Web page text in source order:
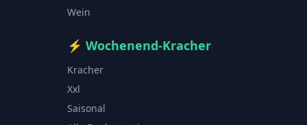
Wein
⚡ Wochenend-Kracher
Kracher
Xxl
Saisonal